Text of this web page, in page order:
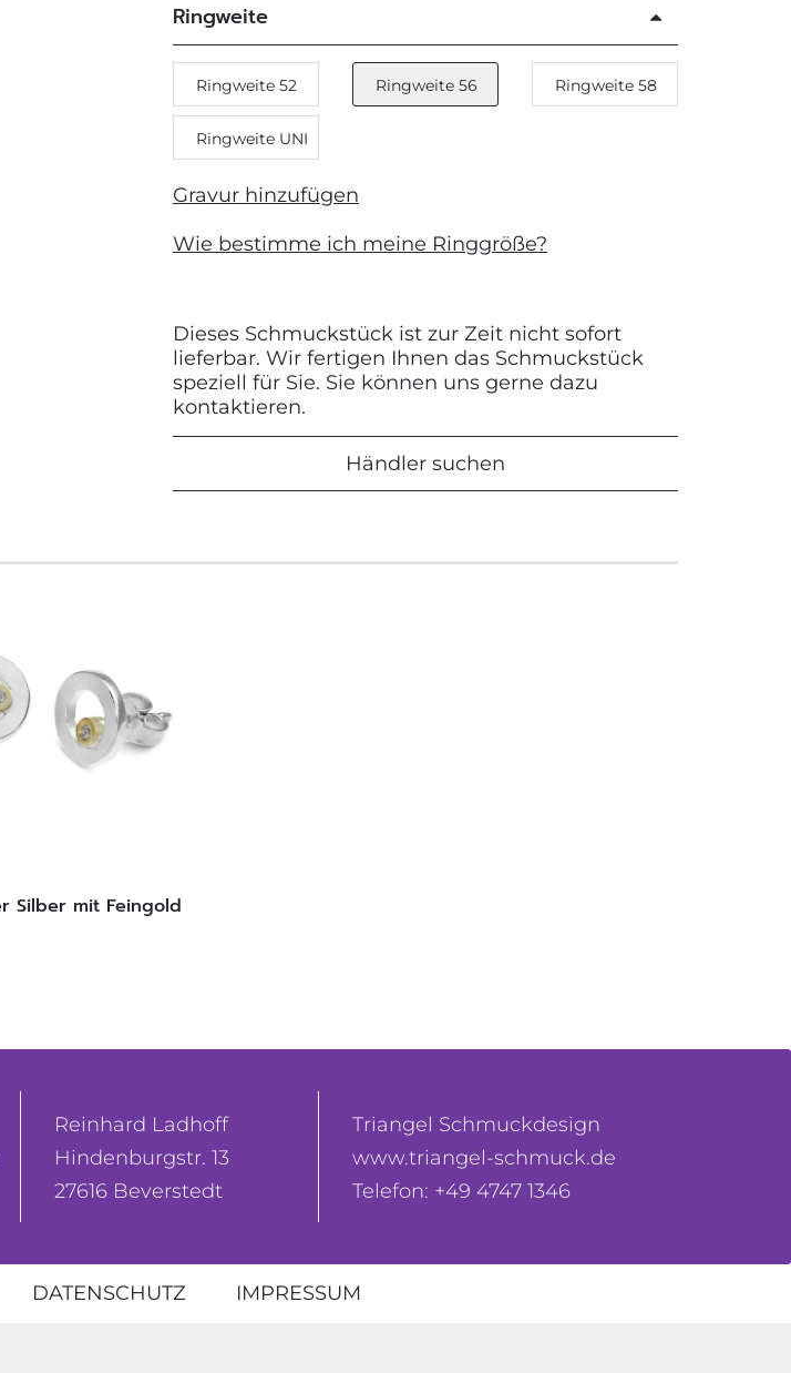
Ringweite
Ringweite 52 Ringweite 56 Ringweite 58
Ringweite UNI
Gravur hinzufügen
Wie bestimme ich meine Ringgröße?
Dieses Schmuckstück ist zur Zeit nicht sofort
lieferbar. Wir fertigen Ihnen das Schmuckstück
speziell für Sie. Sie können uns gerne dazu
kontaktieren.
Händler suchen
Silber mit Feingold
Reinhard Ladhoff
Hindenburgstr. 13
27616 Beverstedt
Triangel Schmuckdesign
www.triangel-schmuck.de
Telefon: +49 4747 1346
DATENSCHUTZ IMPRESSUM